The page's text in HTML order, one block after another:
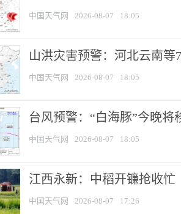
中国天气网 2026-08-07 18:05
山洪灾害预警：河北云南
中国天气网 2026-08-07 18:05
台风预警：“白海豚”今晚将
中国天气网 2026-08-07 18:05
江西永新：中稻开镰抢收忙
中国天气网 2026-08-07 17:26